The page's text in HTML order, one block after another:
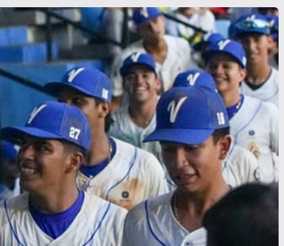
y acepto lasPolítica de privacidad.